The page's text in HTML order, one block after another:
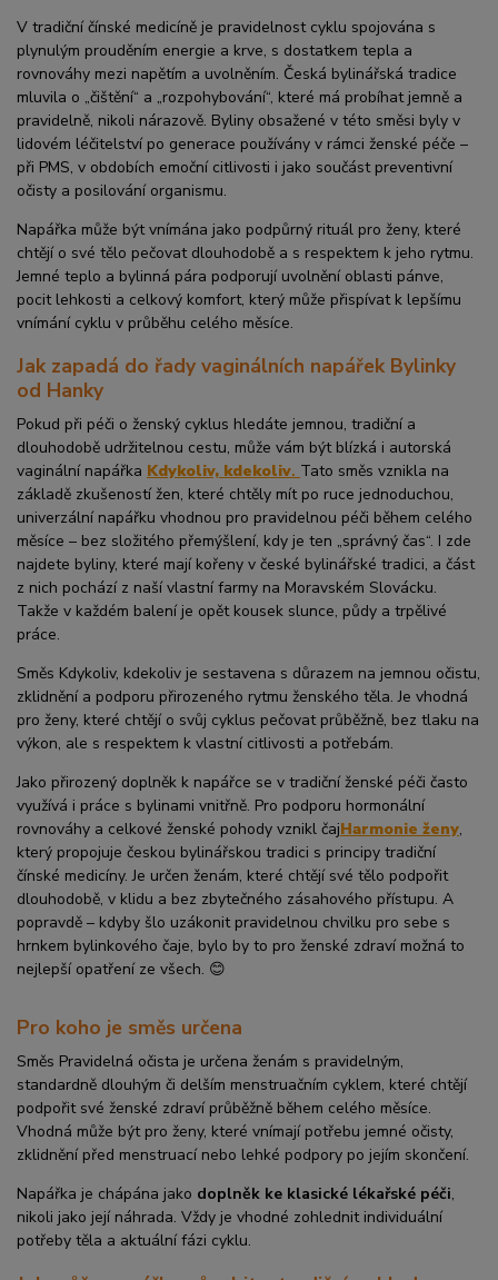
V tradiční čínské medicíně je pravidelnost cyklu spojována s
plynulým prouděním energie a krve, s dostatkem tepla a
rovnováhy mezi napětím a uvolněním. Česká bylinářská tradice
mluvila o „čištění“ a „rozpohybování“, které má probíhat jemně a
pravidelně, nikoli nárazově. Byliny obsažené v této směsi byly v
lidovém léčitelství po generace používány v rámci ženské péče –
při PMS, v obdobích emoční citlivosti i jako součást preventivní
očisty a posilování organismu.
Napářka může být vnímána jako podpůrný rituál pro ženy, které
chtějí o své tělo pečovat dlouhodobě a s respektem k jeho rytmu.
Jemné teplo a bylinná pára podporují uvolnění oblasti pánve,
pocit lehkosti a celkový komfort, který může přispívat k lepšímu
vnímání cyklu v průběhu celého měsíce.
Jak zapadá do řady vaginálních napářek Bylinky
od Hanky
Pokud při péči o ženský cyklus hledáte jemnou, tradiční a
dlouhodobě udržitelnou cestu, může vám být blízká i autorská
vaginální napářka Kdykoliv, kdekoliv. Tato směs vznikla na
základě zkušeností žen, které chtěly mít po ruce jednoduchou,
univerzální napářku vhodnou pro pravidelnou péči během celého
měsíce – bez složitého přemýšlení, kdy je ten „správný čas“. I zde
najdete byliny, které mají kořeny v české bylinářské tradici, a část
z nich pochází z naší vlastní farmy na Moravském Slovácku.
Takže v každém balení je opět kousek slunce, půdy a trpělivé
práce.
Směs Kdykoliv, kdekoliv je sestavena s důrazem na jemnou očistu,
zklidnění a podporu přirozeného rytmu ženského těla. Je vhodná
pro ženy, které chtějí o svůj cyklus pečovat průběžně, bez tlaku na
výkon, ale s respektem k vlastní citlivosti a potřebám.
Jako přirozený doplněk k napářce se v tradiční ženské péči často
využívá i práce s bylinami vnitřně. Pro podporu hormonální
rovnováhy a celkové ženské pohody vznikl čajHarmonie ženy,
který propojuje českou bylinářskou tradici s principy tradiční
čínské medicíny. Je určen ženám, které chtějí své tělo podpořit
dlouhodobě, v klidu a bez zbytečného zásahového přístupu. A
popravdě – kdyby šlo uzákonit pravidelnou chvilku pro sebe s
hrnkem bylinkového čaje, bylo by to pro ženské zdraví možná to
nejlepší opatření ze všech. 😊
Pro koho je směs určena
Směs Pravidelná očista je určena ženám s pravidelným,
standardně dlouhým či delším menstruačním cyklem, které chtějí
podpořit své ženské zdraví průběžně během celého měsíce.
Vhodná může být pro ženy, které vnímají potřebu jemné očisty,
zklidnění před menstruací nebo lehké podpory po jejím skončení.
Napářka je chápána jako doplněk ke klasické lékařské péči,
nikoli jako její náhrada. Vždy je vhodné zohlednit individuální
potřeby těla a aktuální fázi cyklu.